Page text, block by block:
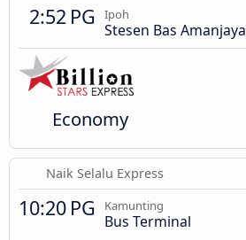
2:52 PG Ipoh
Stesen Bas Amanjaya
Economy
Naik Selalu Express
10:20 PG Kamunting
Bus Terminal